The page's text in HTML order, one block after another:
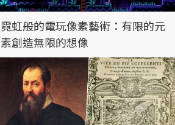
霓虹般的電玩像素藝術：有限的元
素創造無限的想像